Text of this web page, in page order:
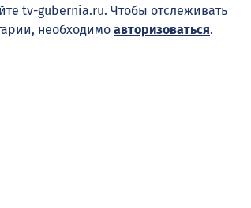
tv-gubernia.ru. Чтобы отслеживать
необходимо авторизоваться.